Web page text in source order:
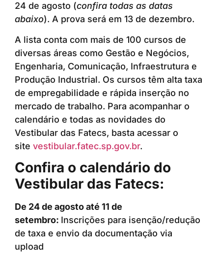
24 de agosto (confira todas as datas
abaixo). A prova será em 13 de dezembro.
A lista conta com mais de 100 cursos de
diversas áreas como Gestão e Negócios,
Engenharia, Comunicação, Infraestrutura e
Produção Industrial. Os cursos têm alta taxa
de empregabilidade e rápida inserção no
mercado de trabalho. Para acompanhar o
calendário e todas as novidades do
Vestibular das Fatecs, basta acessar o
site vestibular.fatec.sp.gov.br.
Confira o calendário do
Vestibular das Fatecs:
De 24 de agosto até 11 de
setembro: Inscrições para isenção/redução
de taxa e envio da documentação via
upload